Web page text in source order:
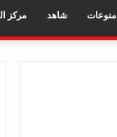
منوعات شاهد مركز